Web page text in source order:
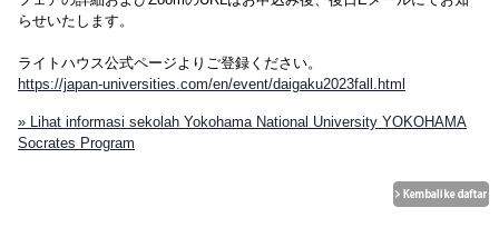
らせいたします。
ライトハウス公式ページよりご登録ください。
https://japan-universities.com/en/event/daigaku2023fall.html
» Lihat informasi sekolah Yokohama National University YOKOHAMA
Socrates Program